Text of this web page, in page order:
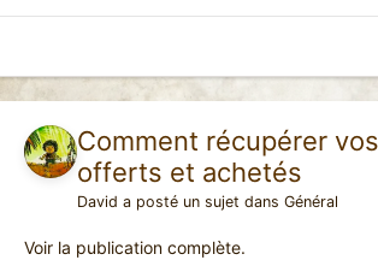
Comment récupérer
offerts et achetés
David a posté un sujet dans Général
Voir la publication complète.